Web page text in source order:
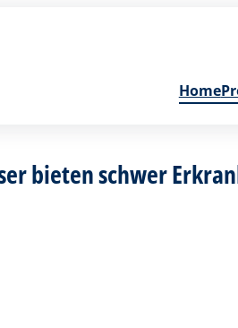
Home
bieten schwer